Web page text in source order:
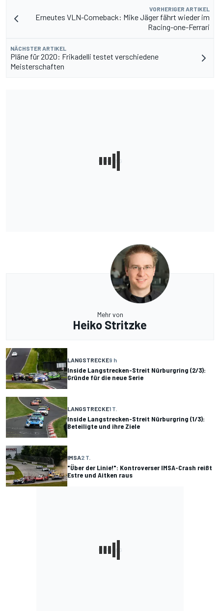
VORHERIGER ARTIKEL
Erneutes VLN-Comeback: Mike Jäger fährt wieder im
Racing-one-Ferrari
NÄCHSTER ARTIKEL
Pläne für 2020: Frikadelli testet verschiedene
Meisterschaften
Mehr von
Heiko Stritzke
LANGSTRECKE9 h
Inside Langstrecken-Streit Nürburgring (2/3):
Gründe für die neue Serie
LANGSTRECKE1 T.
Inside Langstrecken-Streit Nürburgring (1/3):
Beteiligte und ihre Ziele
IMSA2 T.
"Über der Linie!": Kontroverser IMSA-Crash reißt
Estre und Aitken raus